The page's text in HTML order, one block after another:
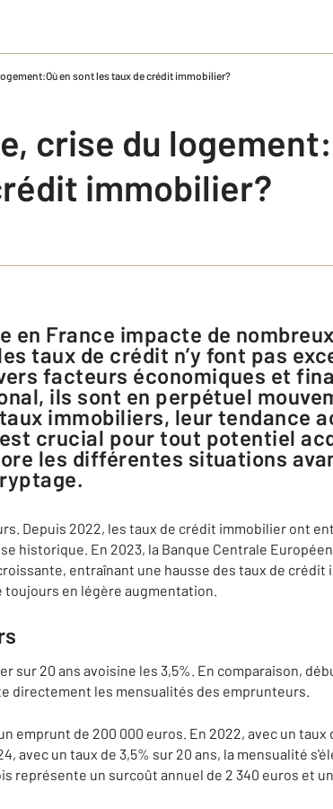
en sont les taux de crédit immobilier?
crise du
immobilier?
taux de crédit n’y font pas
facteurs économiques et
ils sont en perpétuel
immobiliers, leur tendance
crucial pour tout potentiel
les différentes situations
Depuis 2022, les taux de crédit immobilier ont
historique. En 2023, la Banque Centrale
entraînant une hausse des taux de crédit
en légère augmentation.
sur 20 ans avoisine les 3,5%. En comparaison,
directement les mensualités des emprunteurs.
de 200 000 euros. En 2022, avec un taux
avec un taux de 3,5% sur 20 ans, la mensualité
représente un surcoût annuel de 2 340 euros et